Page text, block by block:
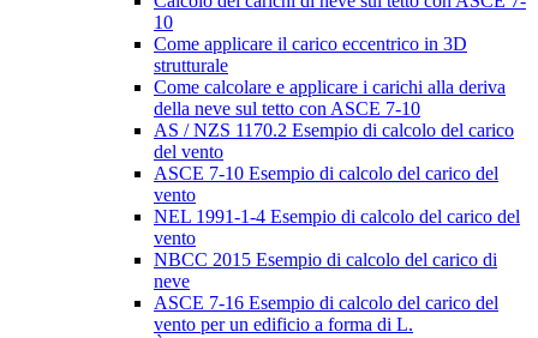
10
Come applicare il carico eccentrico in 3D
strutturale
Come calcolare e applicare i carichi alla deriva
della neve sul tetto con ASCE 7-10
AS / NZS 1170.2 Esempio di calcolo del carico
del vento
ASCE 7-10 Esempio di calcolo del carico del
vento
NEL 1991-1-4 Esempio di calcolo del carico del
vento
NBCC 2015 Esempio di calcolo del carico di
neve
ASCE 7-16 Esempio di calcolo del carico del
vento per un edificio a forma di L.